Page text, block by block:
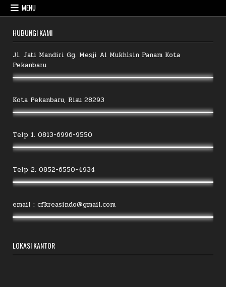
MENU
HUBUNGI KAMI
Jl. Jati Mandiri Gg. Mesji Al Mukhlsin Panam Kota
Pekanbaru
Kota Pekanbaru, Riau 28293
Telp 1. 0813-6996-9550
Telp 2. 0852-6550-4934
email : cfkreasindo@gmail.com
LOKASI KANTOR